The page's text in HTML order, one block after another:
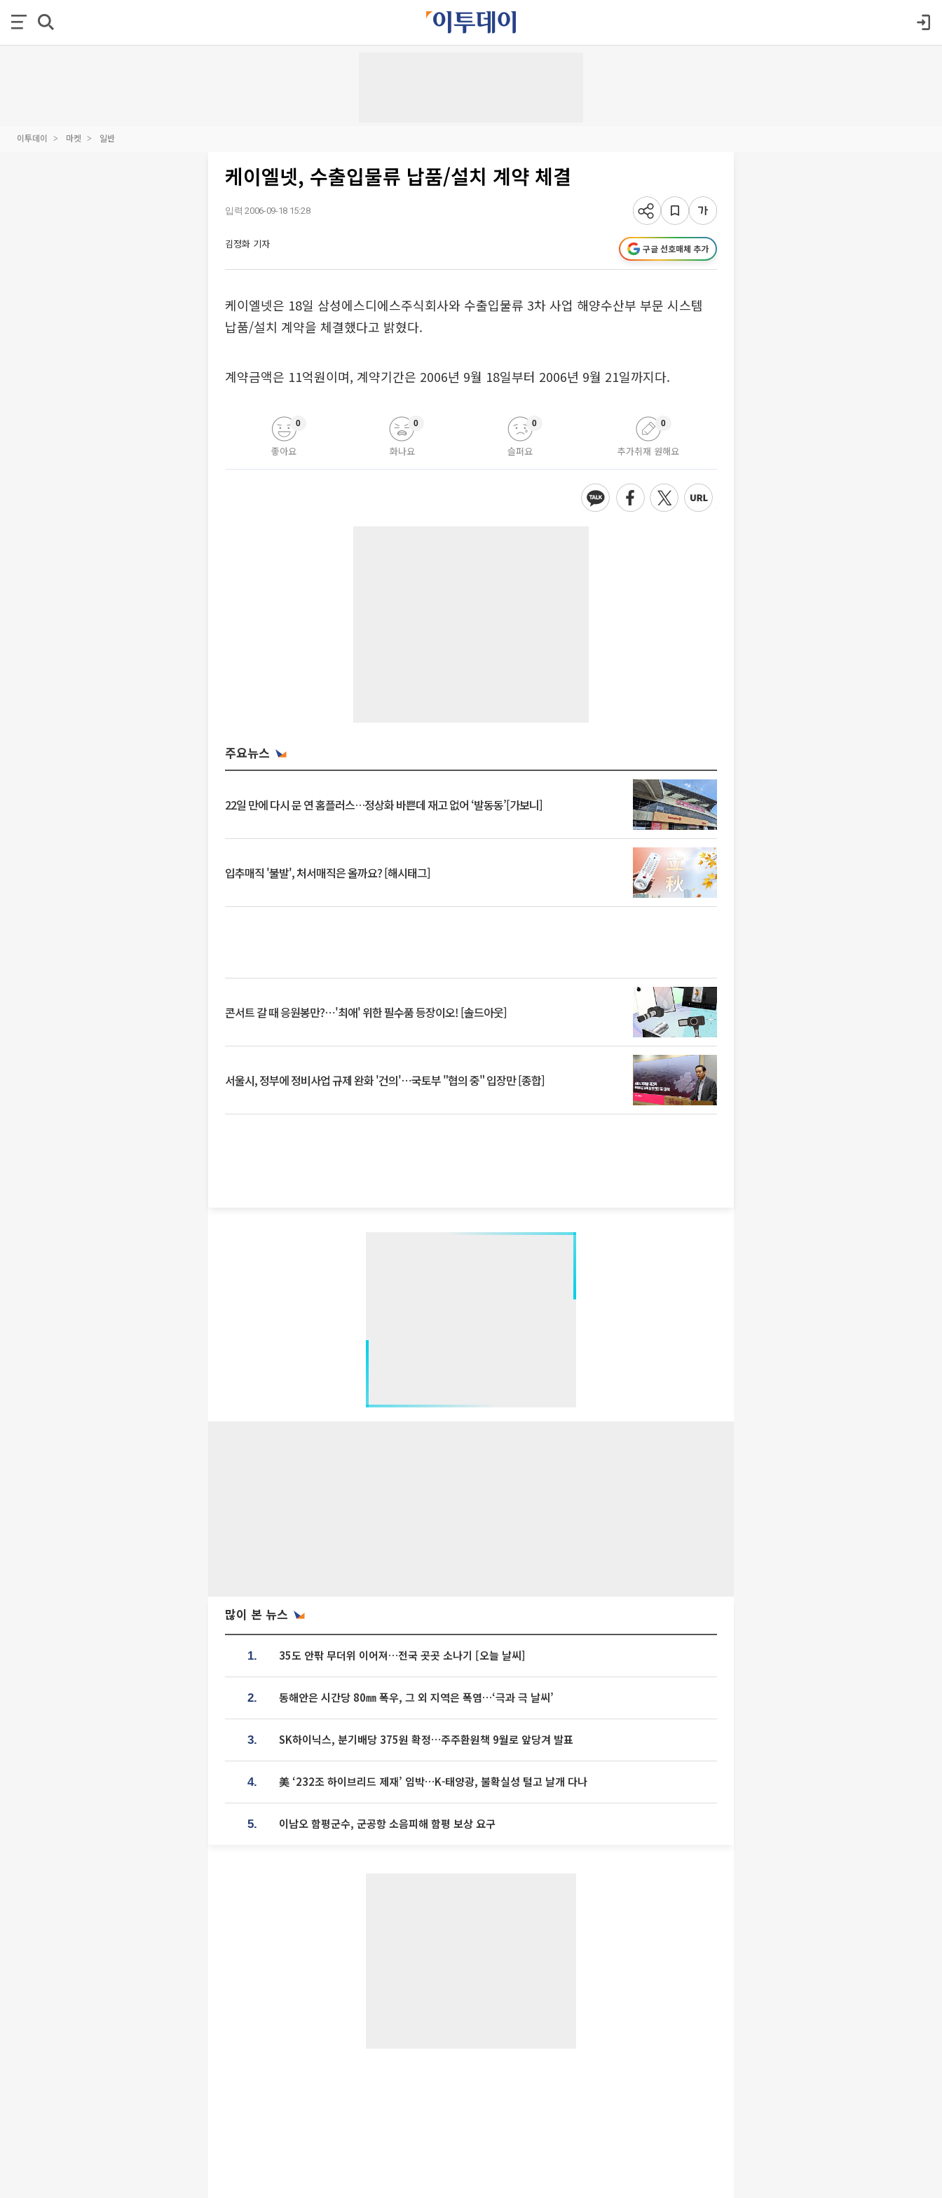
이투데이 마켓 일반
케이엘넷, 수출입물류 납품/설치 계약 체결
입력 2006-09-18 15:28
김정화 기자 구글 선호매체 추가
케이엘넷은 18일 삼성에스디에스주식회사와 수출입물류 3차 사업 해양수산부 부문 시스템
납품/설치 계약을 체결했다고 밝혔다.
계약금액은 11억원이며, 계약기간은 2006년 9월 18일부터 2006년 9월 21일까지다.
좋아요
0
화나요
0
슬퍼요
0
추가취재 원해요
0
주요뉴스
22일 만에 다시 문 연 홈플러스…정상화 바쁜데 재고 없어 ‘발동동’[가보니]
입추매직 '불발', 처서매직은 올까요? [해시태그]
콘서트 갈 때 응원봉만?⋯'최애' 위한 필수품 등장이오! [솔드아웃]
서울시, 정부에 정비사업 규제 완화 '건의'⋯국토부 "협의 중" 입장만 [종합]
많이 본 뉴스
1. 35도 안팎 무더위 이어져…전국 곳곳 소나기 [오늘 날씨]
2. 동해안은 시간당 80㎜ 폭우, 그 외 지역은 폭염…‘극과 극 날씨’
3. SK하이닉스, 분기배당 375원 확정…주주환원책 9월로 앞당겨 발표
4. 美 ‘232조 하이브리드 제재’ 임박…K-태양광, 불확실성 털고 날개 다나
5. 이남오 함평군수, 군공항 소음피해 함평 보상 요구